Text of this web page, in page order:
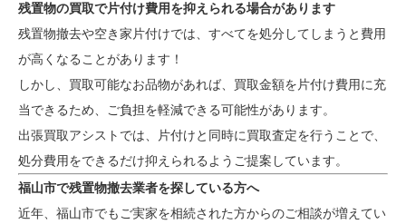
残置物の買取で片付け費用を抑えられる場合があります
残置物撤去や空き家片付けでは、すべてを処分してしまうと費用
が高くなることがあります！
しかし、買取可能なお品物があれば、買取金額を片付け費用に充
当できるため、ご負担を軽減できる可能性があります。
出張買取アシストでは、片付けと同時に買取査定を行うことで、
処分費用をできるだけ抑えられるようご提案しています。
福山市で残置物撤去業者を探している方へ
近年、福山市でもご実家を相続された方からのご相談が増えてい